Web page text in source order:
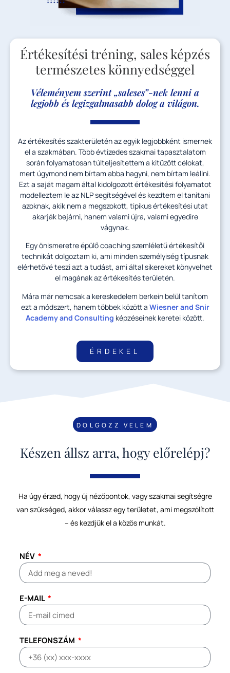
Értékesítési tréning, sales képzés
természetes könnyedséggel
Véleményem szerint „saleses”-nek lenni a
legjobb és legizgalmasabb dolog a világon.
Az értékesítés szakterületén az egyik legjobbként ismernek
el a szakmában. Több évtizedes szakmai tapasztalatom
során folyamatosan túlteljesítettem a kitűzött célokat,
mert úgymond nem bírtam abba hagyni, nem bírtam leállni.
Ezt a saját magam által kidolgozott értékesítési folyamatot
modelleztem le az NLP segítségével és kezdtem el tanítani
azoknak, akik nem a megszokott, tipikus értékesítési utat
akarják bejárni, hanem valami újra, valami egyedire
vágynak.
Egy önismeretre épülő coaching szemléletű értékesítői
technikát dolgoztam ki, ami minden személyiség típusnak
elérhetővé teszi azt a tudást, ami által sikereket könyvelhet
el magának az értékesítés területén.
Mára már nemcsak a kereskedelem berkein belül tanítom
ezt a módszert, hanem többek között a Wiesner and Snir
Academy and Consulting képzéseinek keretei között.
ÉRDEKEL
DOLGOZZ VELEM
Készen állsz arra, hogy előrelépj?
Ha úgy érzed, hogy új nézőpontok, vagy szakmai segítségre
van szükséged, akkor válassz egy területet, ami megszólított
– és kezdjük el a közös munkát.
NÉV
E-MAIL
TELEFONSZÁM